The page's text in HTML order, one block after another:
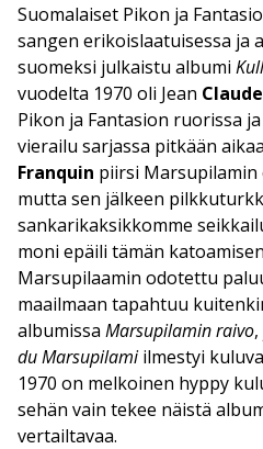
Suomalaiset Pikon ja
sangen erikoislaatuisessa ja
suomeksi julkaistu albumi
vuodelta 1970 oli Jean
Pikon ja Fantasion ruorissa
vierailu sarjassa pitkään
Franquin piirsi
mutta sen jälkeen
sankarikaksikkomme
moni epäili tämän
Marsupilaamin odotettu
maailmaan tapahtuu
albumissa Marsupilamin raivo
du Marsupilamiilmestyi
1970 on melkoinen hyppy
sehän vain tekee näistä
vertailtavaa.